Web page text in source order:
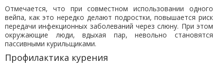
Отмечается, что при совместном использовании одного
вейпа, как это нередко делают подростки, повышается риск
передачи инфекционных заболеваний через слюну. При этом
окружающие люди, вдыхая пар, невольно становятся
пассивными курильщиками.
Профилактика курения